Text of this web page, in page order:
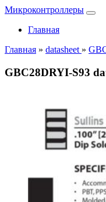
Микроконтроллеры
Главная
Главная » datasheet »
GBC28DRYI-S93